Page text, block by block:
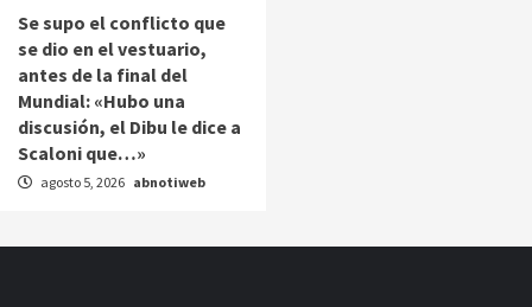
Se supo el conflicto que
se dio en el vestuario,
antes de la final del
Mundial: «Hubo una
discusión, el Dibu le dice a
Scaloni que…»
agosto 5, 2026 abnotiweb